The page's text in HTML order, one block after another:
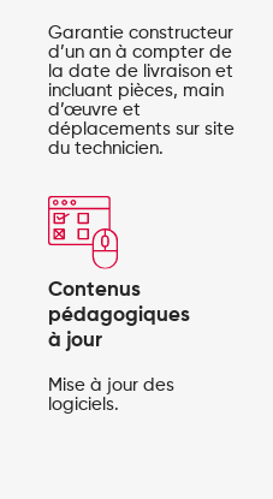
Garantie constructeur
d’un an à compter de
la date de livraison et
incluant pièces, main
d’œuvre et
déplacements sur site
du technicien.
Contenus
pédagogiques
à jour
Mise à jour des
logiciels.